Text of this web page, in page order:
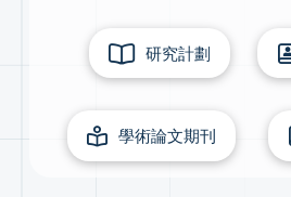
研究計劃
學術論文期刊